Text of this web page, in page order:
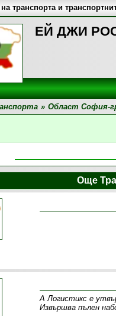
ЕЙ ДЖИ
на транспорта и
» Област София-
Още
А Логистикс е
Извършва пълен